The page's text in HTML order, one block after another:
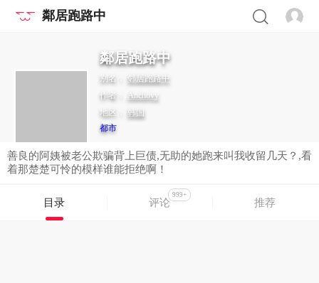
鄰居跑路中
鄰居跑路中
别名： 邻居跑路中
作者：
Anchovy
地区： 韩国
都市
善良的阿姨被老公欺骗背上巨债,无助的她跑来叫我收留几天？,看
着那楚楚可怜的模样谁能拒绝啊！
目录 评论
999+
推荐